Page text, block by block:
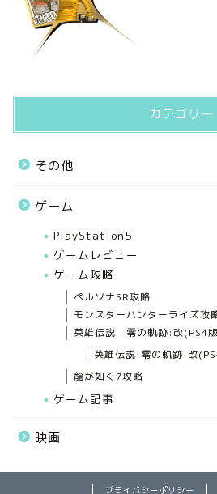
カテゴリー
その他
ゲーム
PlayStation5
ゲームレビュー
ゲーム攻略
ペルソナ5R攻略
モンスターハンターライズ攻
英雄伝説 零の軌跡:改(PS4
英雄伝説:零の軌跡:改
龍が如く7攻略
ゲーム記事
映画
プライバシーポリシー